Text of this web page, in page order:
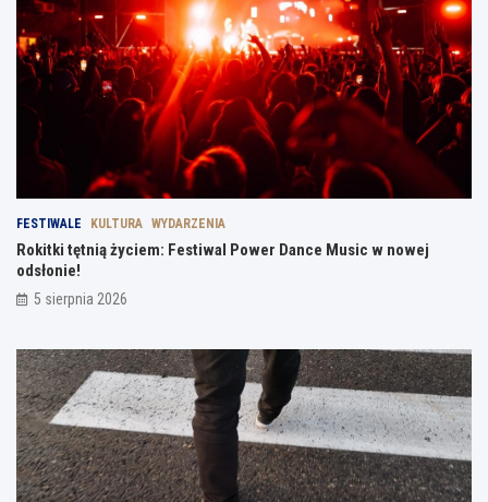
FESTIWALE KULTURA WYDARZENIA
Rokitki tętnią życiem: Festiwal Power Dance Music w nowej
odsłonie!
5 sierpnia 2026